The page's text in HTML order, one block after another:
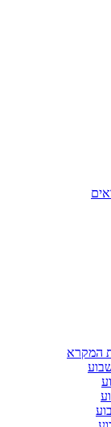
המקרא